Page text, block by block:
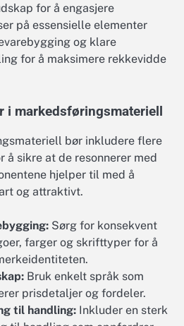
for å engasjere
på essensielle elementer
og klare
for å maksimere rekkevidde
i markedsføringsmateriell
bør inkludere flere
å sikre at de resonnerer med
hjelper til med å
og attraktivt.
Sørg for konsekvent
farger og skrifttyper for å
Bruk enkelt språk som
prisdetaljer og fordeler.
til handling: Inkluder en sterk